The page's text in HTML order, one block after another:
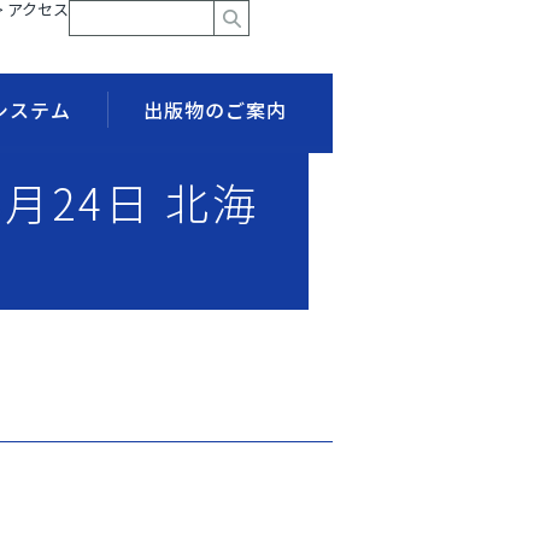
アクセス
ステム 出版物のご案内
24日 北海